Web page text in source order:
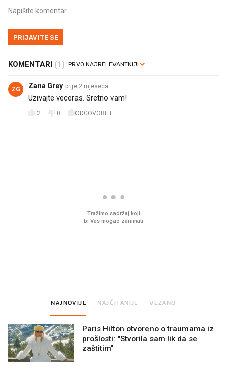
PRIJAVITE SE
KOMENTARI (1)
ZG Zana Grey prije 2 mjeseca
Uzivajte veceras. Sretno vam!
2 0 ODGOVORITE
NAJNOVIJE NAJČITANIJE VEZANO
Paris Hilton otvoreno o traumama iz
prošlosti: "Stvorila sam lik da se
zaštitim"